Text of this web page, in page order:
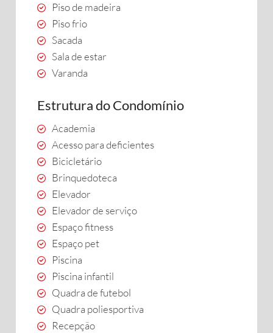
Piso de madeira
Piso frio
Sacada
Sala de estar
Varanda
Estrutura do Condomínio
Academia
Acesso para deficientes
Bicicletário
Brinquedoteca
Elevador
Elevador de serviço
Espaço fitness
Espaço pet
Piscina
Piscina infantil
Quadra de futebol
Quadra poliesportiva
Recepção